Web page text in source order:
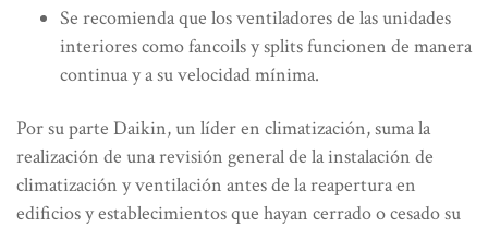
Se recomienda que los ventiladores de las unidades
interiores como fancoils y splits funcionen de manera
continua y a su velocidad mínima.
Por su parte Daikin, un líder en climatización, suma la
realización de una revisión general de la instalación de
climatización y ventilación antes de la reapertura en
edificios y establecimientos que hayan cerrado o cesado su